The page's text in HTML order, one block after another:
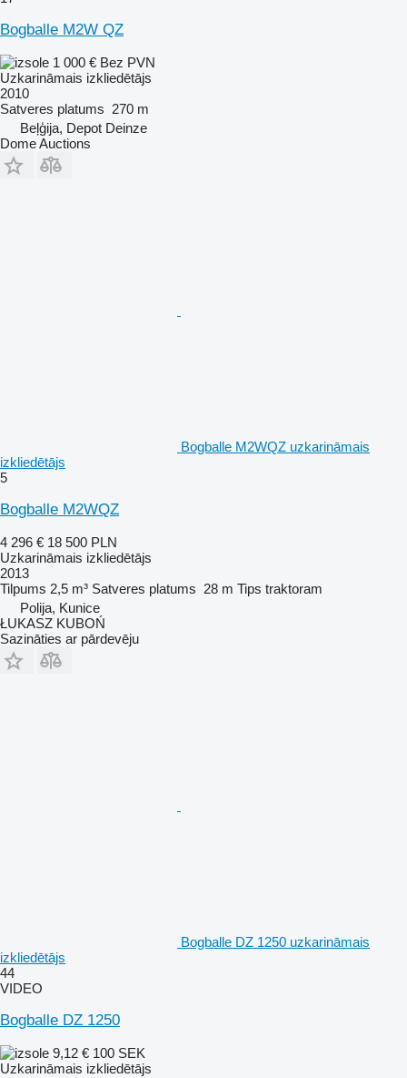
Bogballe M2W QZ
1 000 € Bez PVN
Uzkarināmais izkliedētājs
2010
Satveres platums 270 m
Beļģija, Depot Deinze
Dome Auctions
Bogballe M2WQZ uzkarināmais
izkliedētājs
5
Bogballe M2WQZ
4 296 € 18 500 PLN
Uzkarināmais izkliedētājs
2013
Tilpums 2,5 m³ Satveres platums 28 m Tips traktoram
Polija, Kunice
ŁUKASZ KUBOŃ
Sazināties ar pārdevēju
Bogballe DZ 1250 uzkarināmais
izkliedētājs
44
VIDEO
Bogballe DZ 1250
9,12 € 100 SEK
Uzkarināmais izkliedētājs